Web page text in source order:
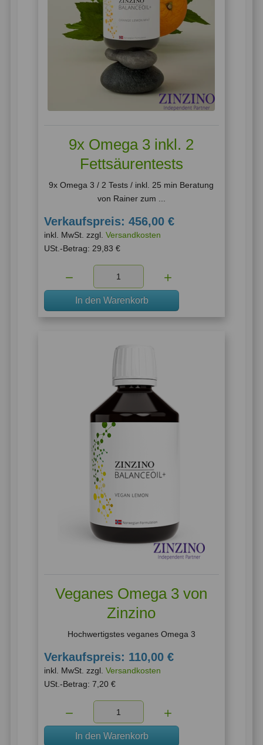
9x Omega 3 inkl. 2
Fettsäurentests
9x Omega 3 / 2 Tests / inkl. 25 min Beratung
von Rainer zum ...
Verkaufspreis:456,00 €
inkl. MwSt. zzgl.Versandkosten
USt.-Betrag:29,83 €
In den Warenkorb
Veganes Omega 3 von
Zinzino
Hochwertigstes veganes Omega 3
Verkaufspreis: 110,00 €
inkl. MwSt. zzgl.Versandkosten
USt.-Betrag:7,20 €
In den Warenkorb